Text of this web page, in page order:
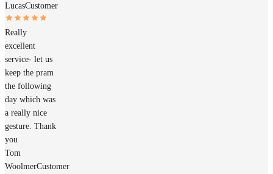
LucasCustomer
Really
excellent
service- let us
keep the pram
the following
day which was
a really nice
gesture. Thank
you
Tom
WoolmerCustomer